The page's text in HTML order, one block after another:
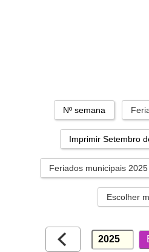
Nº semana
Imprimir Setembro
Feriados municipais 2025
Escolher